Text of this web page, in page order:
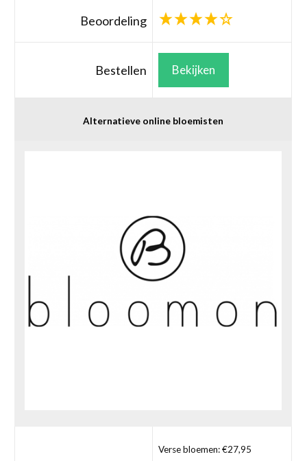
Beoordeling
Bestellen Bekijken
Alternatieve online bloemisten
Verse bloemen: €27,95